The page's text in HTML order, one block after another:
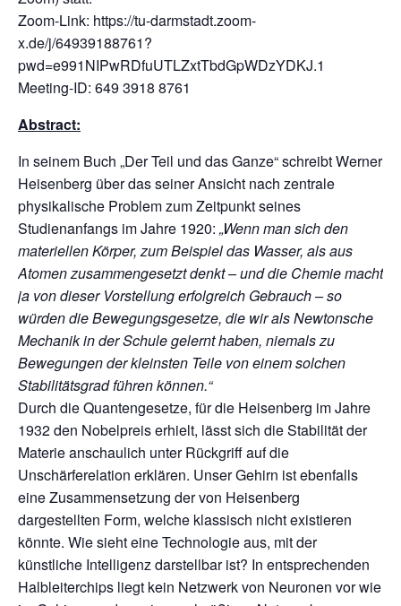
Zoom-Link: https://tu-darmstadt.zoom-
x.de/j/64939188761?
pwd=e991NIPwRDfuUTLZxtTbdGpWDzYDKJ.1
Meeting-ID: 649 3918 8761
Abstract:
In seinem Buch „Der Teil und das Ganze“ schreibt Werner
Heisenberg über das seiner Ansicht nach zentrale
physikalische Problem zum Zeitpunkt seines
Studienanfangs im Jahre 1920: „Wenn man sich den
materiellen Körper, zum Beispiel das Wasser, als aus
Atomen zusammengesetzt denkt – und die Chemie macht
ja von dieser Vorstellung erfolgreich Gebrauch – so
würden die Bewegungsgesetze, die wir als Newtonsche
Mechanik in der Schule gelernt haben, niemals zu
Bewegungen der kleinsten Teile von einem solchen
Stabilitätsgrad führen können.“
Durch die Quantengesetze, für die Heisenberg im Jahre
1932 den Nobelpreis erhielt, lässt sich die Stabilität der
Materie anschaulich unter Rückgriff auf die
Unschärferelation erklären. Unser Gehirn ist ebenfalls
eine Zusammensetzung der von Heisenberg
dargestellten Form, welche klassisch nicht existieren
könnte. Wie sieht eine Technologie aus, mit der
künstliche Intelligenz darstellbar ist? In entsprechenden
Halbleiterchips liegt kein Netzwerk von Neuronen vor wie